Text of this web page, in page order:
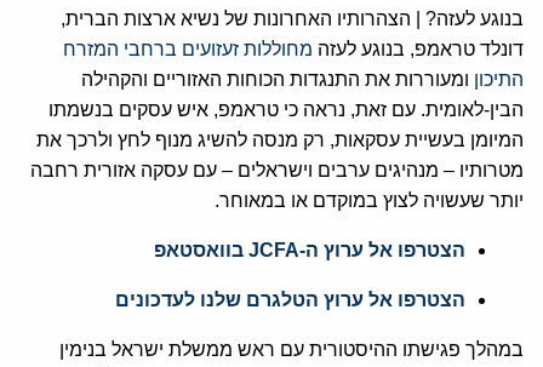
בנוגע לעזה? | הצהרותיו האחרונות של נשיא ארצות הברית,
דונלד טראמפ, בנוגע לעזה מחוללות זעזועים ברחבי המזרח
התיכון ומעוררות את התנגדות הכוחות האזוריים והקהילה
הבין-לאומית. עם זאת, נראה כי טראמפ, איש עסקים בנשמתו
המיומן בעשיית עסקאות, רק מנסה להשיג מנוף לחץ ולרכך את
מטרותיו – מנהיגים ערבים וישראלים – עם עסקה אזורית רחבה
יותר שעשויה לצוץ במוקדם או במאוחר.
הצטרפו אל ערוץ ה-JCFA בוואסטאפ
הצטרפו אל ערוץ הטלגרם שלנו לעדכונים
במהלך פגישתו ההיסטורית עם ראש ממשלת ישראל בנימין